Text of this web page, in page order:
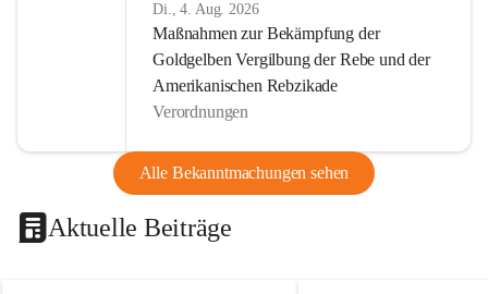
Di., 4. Aug. 2026
Maßnahmen zur Bekämpfung der
Goldgelben Vergilbung der Rebe und der
Amerikanischen Rebzikade
Verordnungen
Alle Bekanntmachungen sehen
Aktuelle Beiträge